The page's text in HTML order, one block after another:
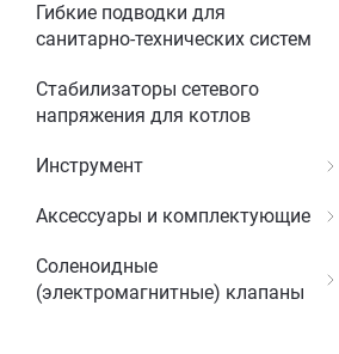
Гибкие подводки для
санитарно-технических систем
Стабилизаторы сетевого
напряжения для котлов
Инструмент
Аксессуары и комплектующие
Соленоидные
(электромагнитные) клапаны